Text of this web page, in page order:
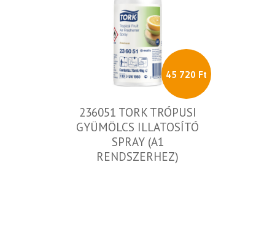
45 720 Ft
236051 TORK TRÓPUSI
GYÜMÖLCS ILLATOSÍTÓ
SPRAY (A1
RENDSZERHEZ)